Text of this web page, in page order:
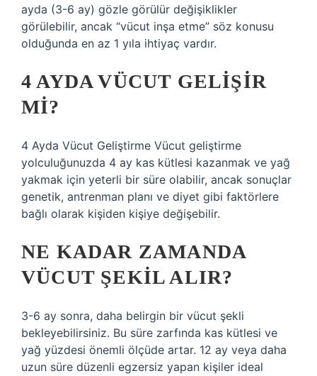
ayda (3-6 ay) gözle görülür değişiklikler
görülebilir, ancak “vücut inşa etme” söz konusu
olduğunda en az 1 yıla ihtiyaç vardır.
4 AYDA VÜCUT GELIŞIR
MI?
4 Ayda Vücut Geliştirme Vücut geliştirme
yolculuğunuzda 4 ay kas kütlesi kazanmak ve yağ
yakmak için yeterli bir süre olabilir, ancak sonuçlar
genetik, antrenman planı ve diyet gibi faktörlere
bağlı olarak kişiden kişiye değişebilir.
NE KADAR ZAMANDA
VÜCUT ŞEKIL ALIR?
3-6 ay sonra, daha belirgin bir vücut şekli
bekleyebilirsiniz. Bu süre zarfında kas kütlesi ve
yağ yüzdesi önemli ölçüde artar. 12 ay veya daha
uzun süre düzenli egzersiz yapan kişiler ideal